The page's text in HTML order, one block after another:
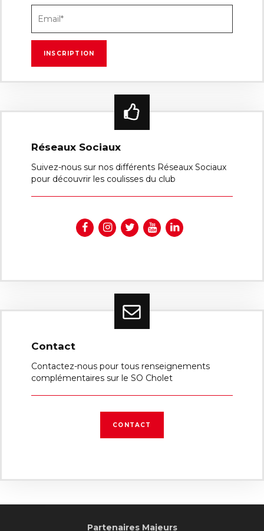
Réseaux Sociaux
Suivez-nous sur nos différents Réseaux Sociaux
pour découvrir les coulisses du club
Contact
Contactez-nous pour tous renseignements
complémentaires sur le SO Cholet
CONTACT
Partenaires Majeurs